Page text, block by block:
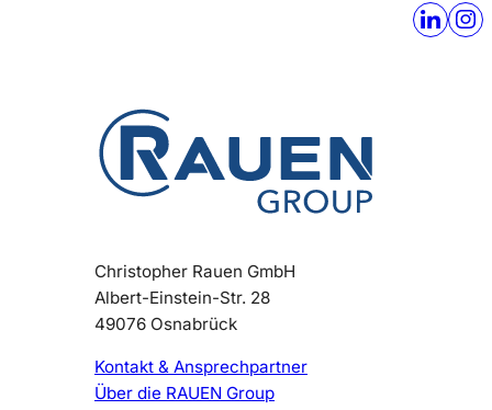
Christopher Rauen GmbH
Albert-Einstein-Str. 28
49076 Osnabrück
Kontakt & Ansprechpartner
Über die RAUEN Group